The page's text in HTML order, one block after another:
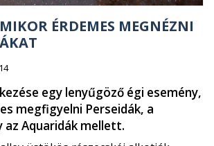
ÉRDEMES MEGNÉZNI
egy lenyűgöző égi esemény,
megfigyelni Perseidák, a
az Aquaridák mellett.